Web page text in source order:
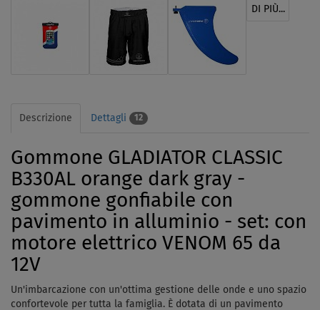
DI PIÙ...
Descrizione Dettagli 12
Gommone GLADIATOR CLASSIC
B330AL orange dark gray -
gommone gonfiabile con
pavimento in alluminio - set: con
motore elettrico VENOM 65 da
12V
Un'imbarcazione con un'ottima gestione delle onde e uno spazio
confortevole per tutta la famiglia. È dotata di un pavimento